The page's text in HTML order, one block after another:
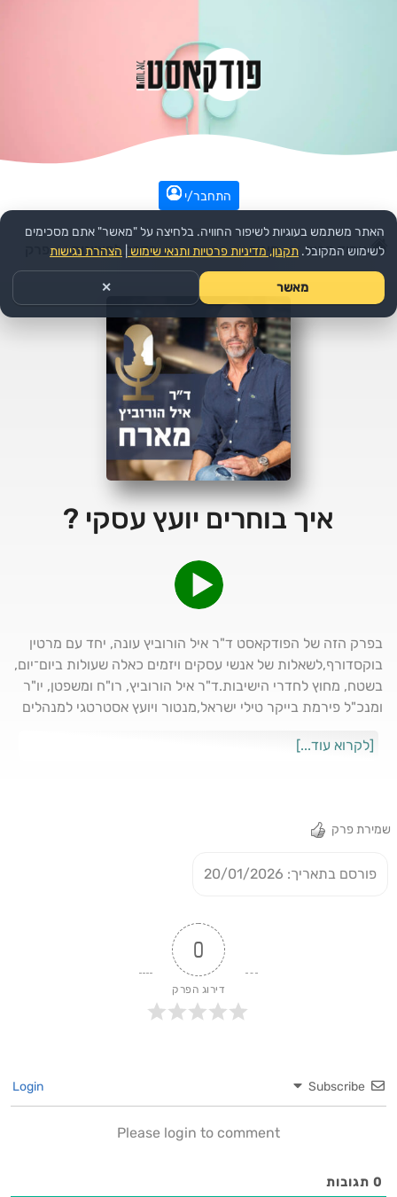
התחבר/י
עמוד הבית >> חינוך >> הפודקאסט: הדרך למצוינות >>
איך בוחרים יועץ עסקי ?
בפרק הזה של הפודקאסט ד"ר איל הורוביץ עונה, יחד עם מרטין
בוקסדורף,לשאלות של אנשי עסקים ויזמים כאלה שעולות ביום־יום,
בשטח, מחוץ לחדרי הישיבות.ד"ר איל הורוביץ, רו"ח ומשפטן, יו"ר
ומנכ"ל פירמת בייקר טילי ישראל,מנטור ויועץ אסטרטגי למנהלים
בוקסדורף – איש עסקים ואחד מיועצי המשכנתאות המובילים
מסעדהשיחה פתוחה, בגובה העיניים,שנותנת למאזינים ידע,
של ד"ר איל הורוביץ - https://eyalhorowitz.com/
[לקרוא עוד...]
שמירת פרק
פורסם בתאריך: 20/01/2026
0
דירוג הפרק
Subscribe
Please login to comment
0 תגובות
האתר משתמש בעוגיות לשיפור החוויה. בלחיצה על "מאשר" אתם מסכימים
לשימוש המקובל. תקנון, מדיניות פרטיות ותנאי שימוש הצהרת נגישות
מאשר ✕